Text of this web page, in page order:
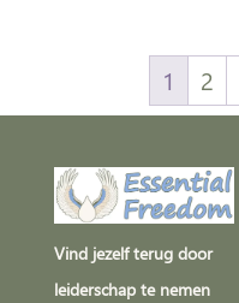
1 2
Vind jezelf terug door
leiderschap te nemen